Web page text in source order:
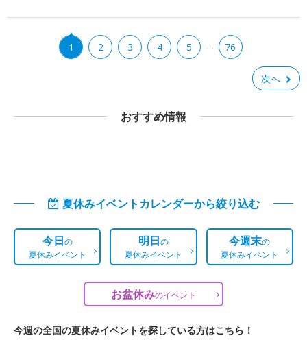
1 2 3 4 5 … 76
次へ
おすすめ情報
夏休みイベントカレンダーから絞り込む
今日の
夏休みイベント
明日の
夏休みイベント
今週末の
夏休みイベント
お盆休みのイベント
今週の全国の夏休みイベントを探している方はこちら！